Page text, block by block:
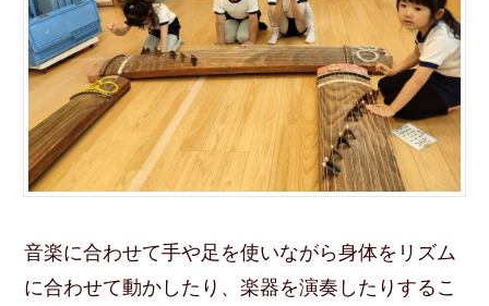
音楽に合わせて手や足を使いながら身体をリズム
に合わせて動かしたり、楽器を演奏したりするこ